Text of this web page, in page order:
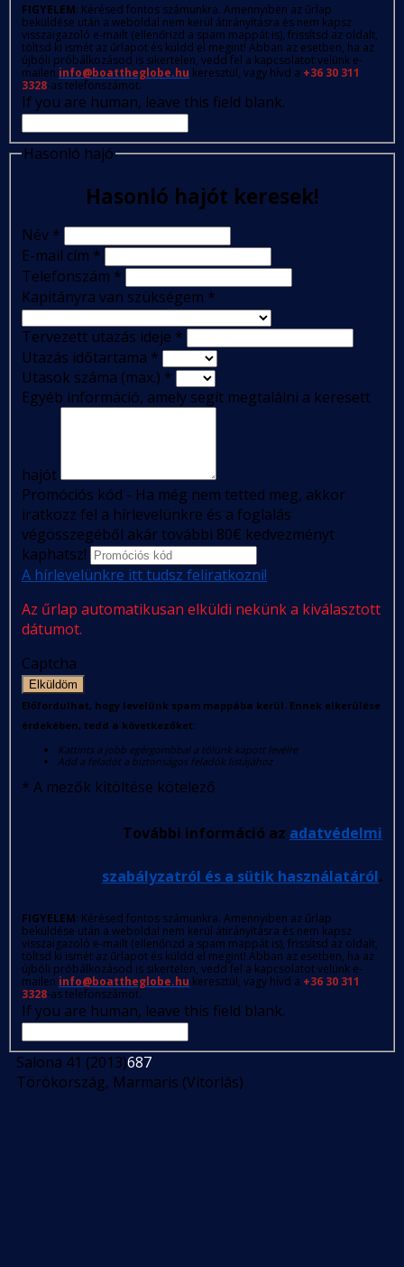
FIGYELEM: Kérésed fontos számunkra. Amennyiben az űrlap
beküldése után a weboldal nem kerül átirányításra és nem kapsz
visszaigazoló e-mailt (ellenőrizd a spam mappát is), frissítsd az oldalt,
töltsd ki ismét az űrlapot és küldd el megint! Abban az esetben, ha az
újbóli próbálkozásod is sikertelen, vedd fel a kapcsolatot velünk e-
mailen info@boattheglobe.hu keresztül, vagy hívd a +36 30 311
3328-as telefonszámot.
If you are human, leave this field blank.
Hasonló hajó
Hasonló hajót keresek!
Név *
E-mail cím *
Telefonszám *
Kapitányra van szükségem *
Tervezett utazás ideje *
Utazás időtartama *
Utasok száma (max.) *
Egyéb információ, amely segít megtalálni a keresett
hajót
Promóciós kód - Ha még nem tetted meg, akkor
iratkozz fel a hírlevelünkre és a foglalás
végösszegéből akár további 80€ kedvezményt
kaphatsz!
A hírlevelünkre itt tudsz feliratkozni!
Az űrlap automatikusan elküldi nekünk a kiválasztott
dátumot.
Captcha
Elküldöm
Előfordulhat, hogy levelünk spam mappába kerül. Ennek elkerülése
érdekében, tedd a következőket:
Kattints a jobb egérgombbal a tőlünk kapott levélre
Add a feladót a biztonságos feladók listájához
* A mezők kitöltése kötelező
További információ az adatvédelmi
szabályzatról és a sütik használatáról.
FIGYELEM: Kérésed fontos számunkra. Amennyiben az űrlap
beküldése után a weboldal nem kerül átirányításra és nem kapsz
visszaigazoló e-mailt (ellenőrizd a spam mappát is), frissítsd az oldalt,
töltsd ki ismét az űrlapot és küldd el megint! Abban az esetben, ha az
újbóli próbálkozásod is sikertelen, vedd fel a kapcsolatot velünk e-
mailen info@boattheglobe.hu keresztül, vagy hívd a +36 30 311
3328-as telefonszámot.
If you are human, leave this field blank.
Salona 41 (2013)687
Törökország, Marmaris (Vitorlás)